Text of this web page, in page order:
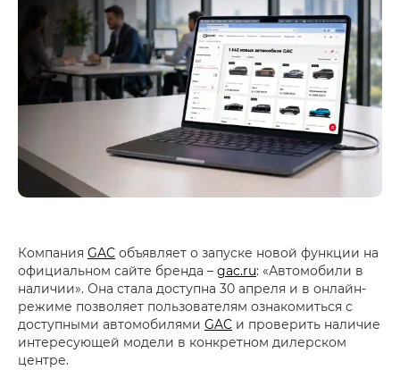
Компания GAC объявляет о запуске новой функции на
официальном сайте бренда – gac.ru: «Автомобили в
наличии». Она стала доступна 30 апреля и в онлайн-
режиме позволяет пользователям ознакомиться с
доступными автомобилями GAC и проверить наличие
интересующей модели в конкретном дилерском
центре.